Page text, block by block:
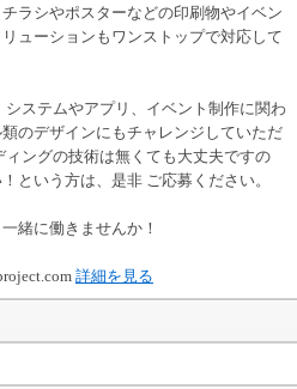
ラシやポスターなどの印刷物やイベン
ューションもワンストップで対応して
ステムやアプリ、イベント制作に関わ
のデザインにもチャレンジしていただ
ングの技術は無くても大丈夫ですの
という方は、是非 ご応募ください。
緒に働きませんか！
詳細を見る